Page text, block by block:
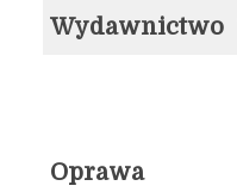
Wydawnictwo
Oprawa